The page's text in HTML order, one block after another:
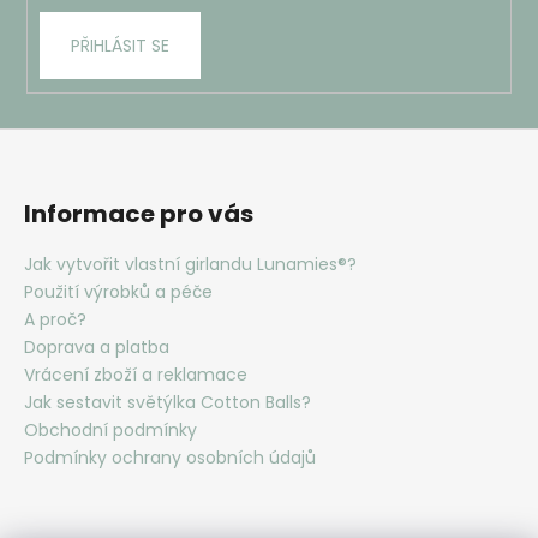
PŘIHLÁSIT SE
Informace pro vás
Jak vytvořit vlastní girlandu Lunamies®?
Použití výrobků a péče
A proč?
Doprava a platba
Vrácení zboží a reklamace
Jak sestavit světýlka Cotton Balls?
Obchodní podmínky
Podmínky ochrany osobních údajů